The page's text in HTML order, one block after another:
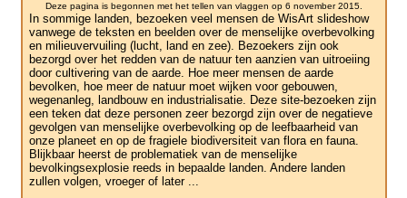
Deze pagina is begonnen met het tellen van vlaggen op 6 november 2015.
In sommige landen, bezoeken veel mensen de WisArt slideshow
vanwege de teksten en beelden over de menselijke overbevolking
en milieuvervuiling (lucht, land en zee). Bezoekers zijn ook
bezorgd over het redden van de natuur ten aanzien van uitroeiing
door cultivering van de aarde. Hoe meer mensen de aarde
bevolken, hoe meer de natuur moet wijken voor gebouwen,
wegenanleg, landbouw en industrialisatie. Deze site-bezoeken zijn
een teken dat deze personen zeer bezorgd zijn over de negatieve
gevolgen van menselijke overbevolking op de leefbaarheid van
onze planeet en op de fragiele biodiversiteit van flora en fauna.
Blijkbaar heerst de problematiek van de menselijke
bevolkingsexplosie reeds in bepaalde landen. Andere landen
zullen volgen, vroeger of later ...